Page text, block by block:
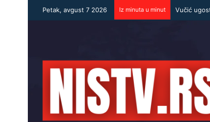
Petak, avgust 7 2026 Iz minuta u minut